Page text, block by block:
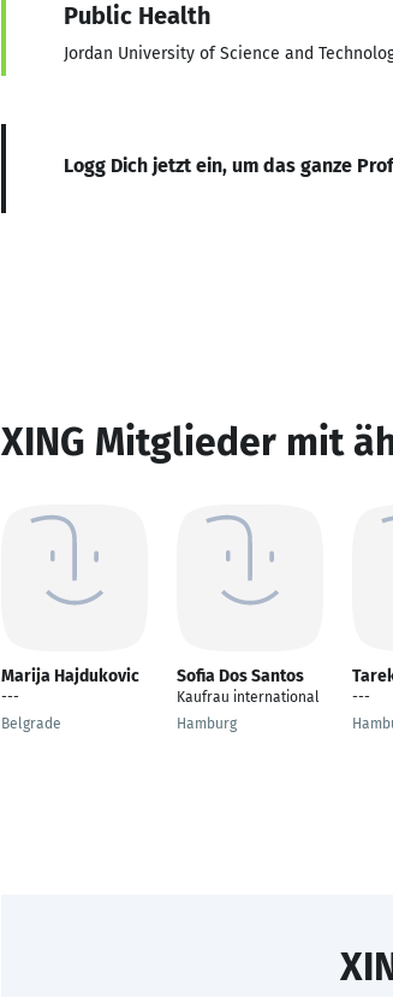
Public Health
Jordan University of Science and
Logg Dich jetzt ein, um das ganze
XING Mitglieder mit
Marija Hajdukovic
---
Belgrade
Sofia Dos Santos
Kaufrau international
Hamburg
---